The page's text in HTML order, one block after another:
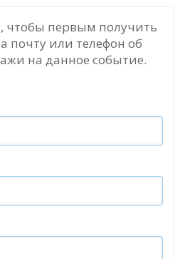
чтобы первым получить
почту или телефон об
на данное событие.